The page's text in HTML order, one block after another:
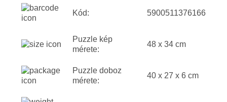
Kód: 5900511376166
Puzzle kép
mérete:
48 x 34 cm
Puzzle doboz
mérete:
40 x 27 x 6 cm